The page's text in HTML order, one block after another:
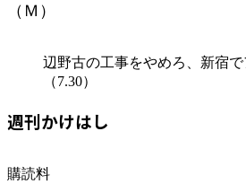
（Ｍ）
辺野古の工事をやめろ、新宿
（7.30）
週刊かけはし
購読料